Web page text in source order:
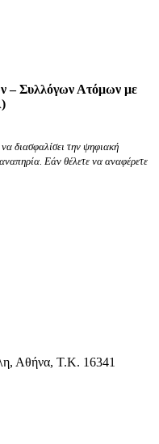
– Συλλόγων Ατόμων με
διασφαλίσει την ψηφιακή
Εάν θέλετε να αναφέρετε
Αθήνα, Τ.Κ. 16341